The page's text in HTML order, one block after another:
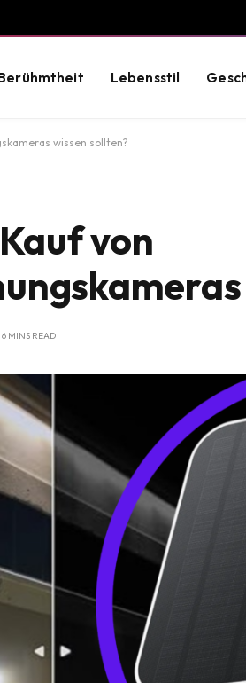
Lebensstil
wissen sollten?
von
6 MINS READ